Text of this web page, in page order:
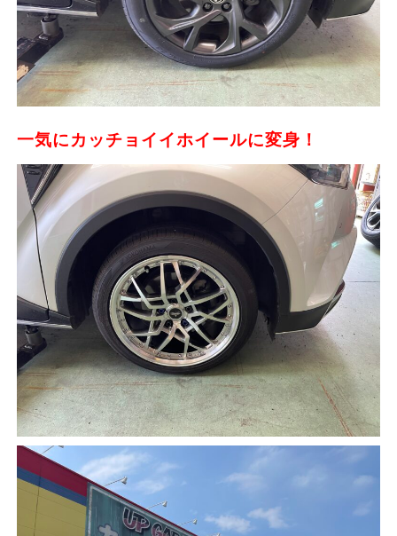
一気にカッチョイイホイールに変身！